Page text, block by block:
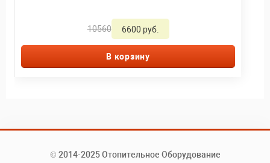
10560 6600 руб.
В корзину
© 2014-2025 Отопительное Оборудование